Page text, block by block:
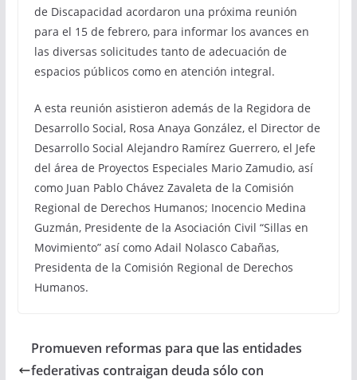
de Discapacidad acordaron una próxima reunión
para el 15 de febrero, para informar los avances en
las diversas solicitudes tanto de adecuación de
espacios públicos como en atención integral.
A esta reunión asistieron además de la Regidora de
Desarrollo Social, Rosa Anaya González, el Director de
Desarrollo Social Alejandro Ramírez Guerrero, el Jefe
del área de Proyectos Especiales Mario Zamudio, así
como Juan Pablo Chávez Zavaleta de la Comisión
Regional de Derechos Humanos; Inocencio Medina
Guzmán, Presidente de la Asociación Civil “Sillas en
Movimiento” así como Adail Nolasco Cabañas,
Presidenta de la Comisión Regional de Derechos
Humanos.
Promueven reformas para que las entidades
federativas contraigan deuda sólo con